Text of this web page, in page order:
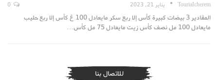
TouriaIcherem يناير 21, 2023
المقادير 3 بيضات كبيرة كأس إلا ربع سكر مايعادل 100 غ كأس إلا ربع حليب
مايعادل 100 مل نصف كأس زيت مايعادل 75 مل كأس…
للاتصال بنا